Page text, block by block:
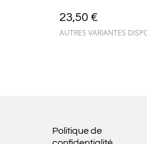
23,50 €
AUTRES VARIANTES
Politique de